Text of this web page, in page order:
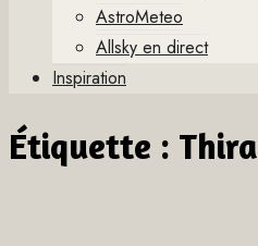
AstroMeteo
Allsky en direct
Inspiration
Étiquette : Thira